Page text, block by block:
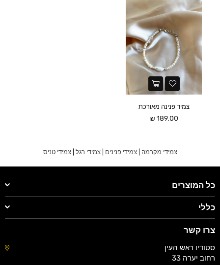
צמיד פנינה מאורכת
מחיר
189.00 ₪
צמידי מקרמה |צמידי פנינים |צמידי רגל |צמידי טניס
כל המוצרים
כללי
צרו קשר
סטודיו ראש העין
רחוב יערה 33